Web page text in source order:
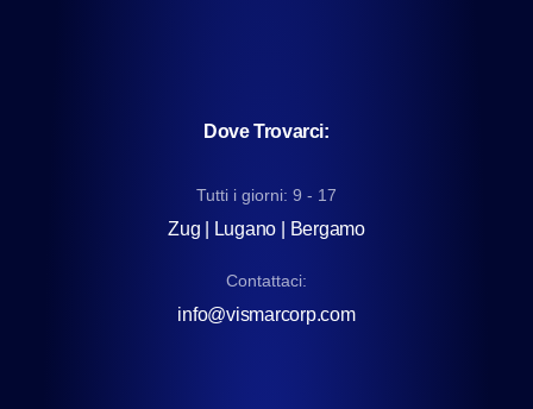
Dove Trovarci:
Tutti i giorni: 9 - 17
Zug | Lugano | Bergamo
Contattaci:
info@vismarcorp.com